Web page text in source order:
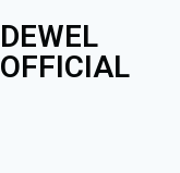
DEWEL
OFFICIAL